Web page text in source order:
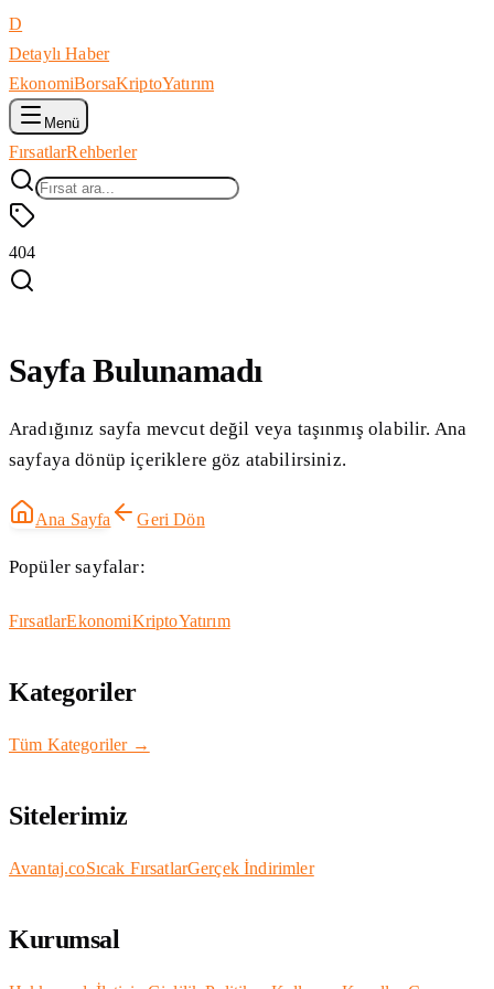
D
Detaylı Haber
EkonomiBorsaKriptoYatırım
Menü
FırsatlarRehberler
404
Sayfa Bulunamadı
Aradığınız sayfa mevcut değil veya taşınmış olabilir. Ana
sayfaya dönüp içeriklere göz atabilirsiniz.
Ana Sayfa Geri Dön
Popüler sayfalar:
FırsatlarEkonomiKriptoYatırım
Kategoriler
Tüm Kategoriler →
Sitelerimiz
Avantaj.coSıcak FırsatlarGerçek İndirimler
Kurumsal